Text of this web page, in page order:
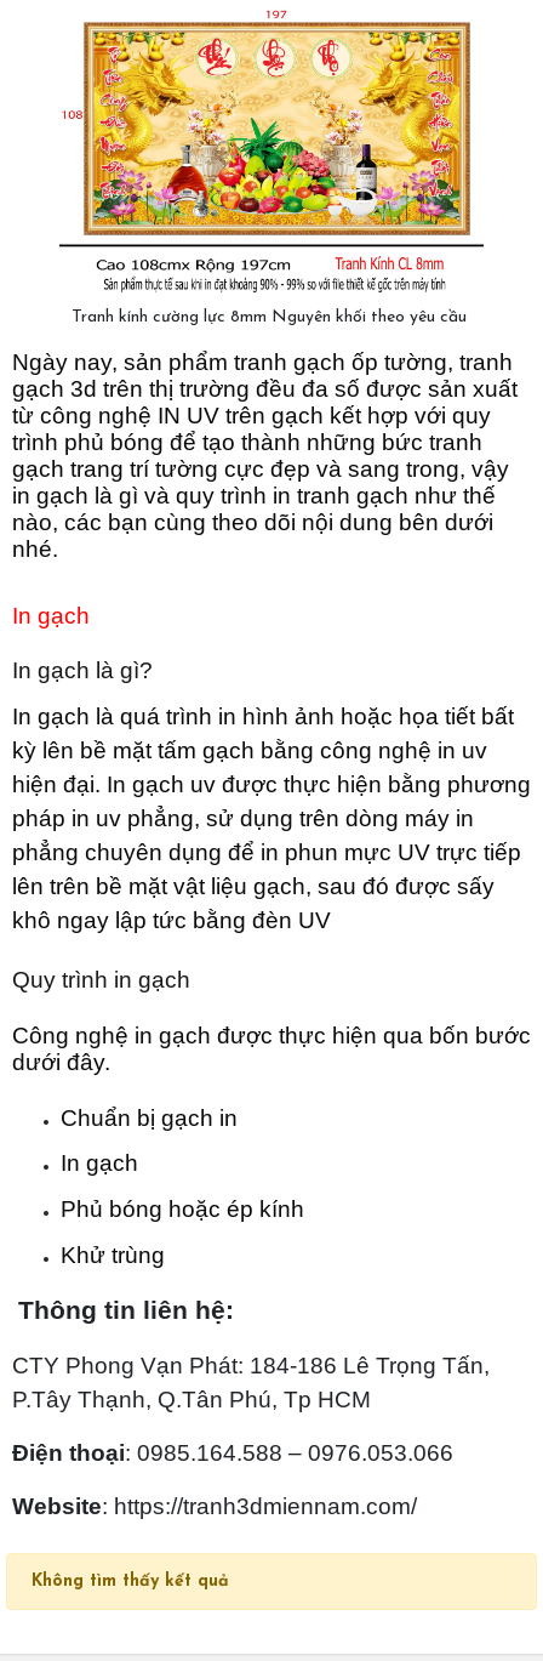
Tranh kính cường lực 8mm Nguyên khối theo yêu cầu
Ngày nay, sản phẩm tranh gạch ốp tường, tranh
gạch 3d trên thị trường đều đa số được sản xuất
từ công nghệ IN UV trên gạch kết hợp với quy
trình phủ bóng để tạo thành những bức tranh
gạch trang trí tường cực đẹp và sang trong, vậy
in gạch là gì và quy trình in tranh gạch như thế
nào, các bạn cùng theo dõi nội dung bên dưới
nhé.
In gạch
In gạch là gì?
In gạch là quá trình in hình ảnh hoặc họa tiết bất
kỳ lên bề mặt tấm gạch bằng công nghệ in uv
hiện đại. In gạch uv được thực hiện bằng phương
pháp in uv phẳng, sử dụng trên dòng máy in
phẳng chuyên dụng để in phun mực UV trực tiếp
lên trên bề mặt vật liệu gạch, sau đó được sấy
khô ngay lập tức bằng đèn UV
Quy trình in gạch
Công nghệ in gạch được thực hiện qua bốn bước
dưới đây.
Chuẩn bị gạch in
In gạch
Phủ bóng hoặc ép kính
Khử trùng
Thông tin liên hệ:
CTY Phong Vạn Phát: 184-186 Lê Trọng Tấn,
P.Tây Thạnh, Q.Tân Phú, Tp HCM
Điện thoại: 0985.164.588 – 0976.053.066
Website: https://tranh3dmiennam.com/
Không tìm thấy kết quả